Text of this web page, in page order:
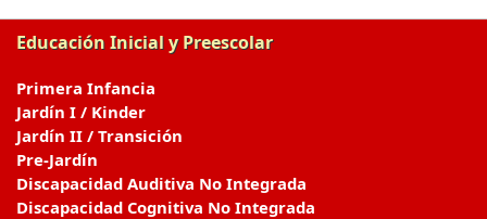
Educación Inicial y Preescolar
Primera Infancia
Jardín I / Kinder
Jardín II / Transición
Pre-Jardín
Discapacidad Auditiva No Integrada
Discapacidad Cognitiva No Integrada